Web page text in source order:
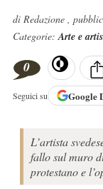
di Redazione ,
Categorie:Arte e
0
Seguici su Google
L’artista
fallo sul muro
protestano e